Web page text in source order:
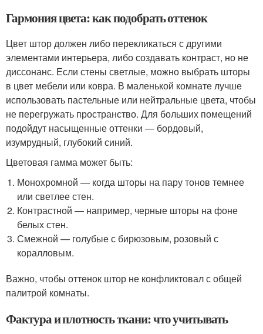
Гармония цвета: как подобрать оттенок
Цвет штор должен либо перекликаться с другими
элементами интерьера, либо создавать контраст, но не
диссонанс. Если стены светлые, можно выбрать шторы
в цвет мебели или ковра. В маленькой комнате лучше
использовать пастельные или нейтральные цвета, чтобы
не перегружать пространство. Для больших помещений
подойдут насыщенные оттенки — бордовый,
изумрудный, глубокий синий.
Цветовая гамма может быть:
Монохромной — когда шторы на пару тонов темнее
или светлее стен.
Контрастной — например, черные шторы на фоне
белых стен.
Смежной — голубые с бирюзовым, розовый с
коралловым.
Важно, чтобы оттенок штор не конфликтовал с общей
палитрой комнаты.
Фактура и плотность ткани: что учитывать